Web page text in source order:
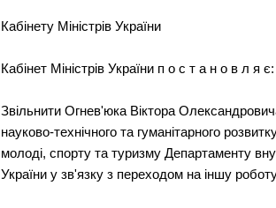
Кабінету Міністрів України
Кабінет Міністрів України п о с т а н о в л я є:
Звільнити Огнев'юка Віктора
науково-технічного та гуманітарного
молоді, спорту та туризму Департаменту
України у зв'язку з переходом на іншу